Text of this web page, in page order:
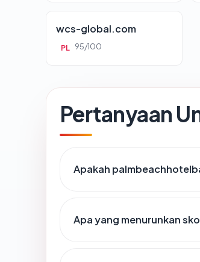
wcs-global.com
PL 95/100
Pertanyaan
Apakah
Apa yang menurunkan